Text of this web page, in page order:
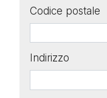
Codice postale
Indirizzo